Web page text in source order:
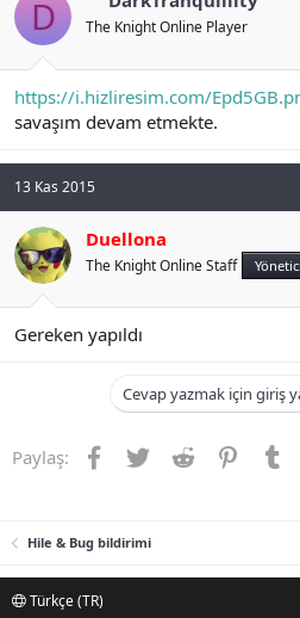
y
u
b
a
ş
l
a
n
g
ç
t
a
D The Knight Online Player
https://i.hizliresim.com/
savaşım devam etmekte.
13 Kas 2015
Duellona
The Knight Online Staff Yönetici
Gereken yapıldı
Cevap yazmak için giriş
Paylaş: Facebook
TwitterReddit
Hile & Bug bildirimi
Türkçe (TR)